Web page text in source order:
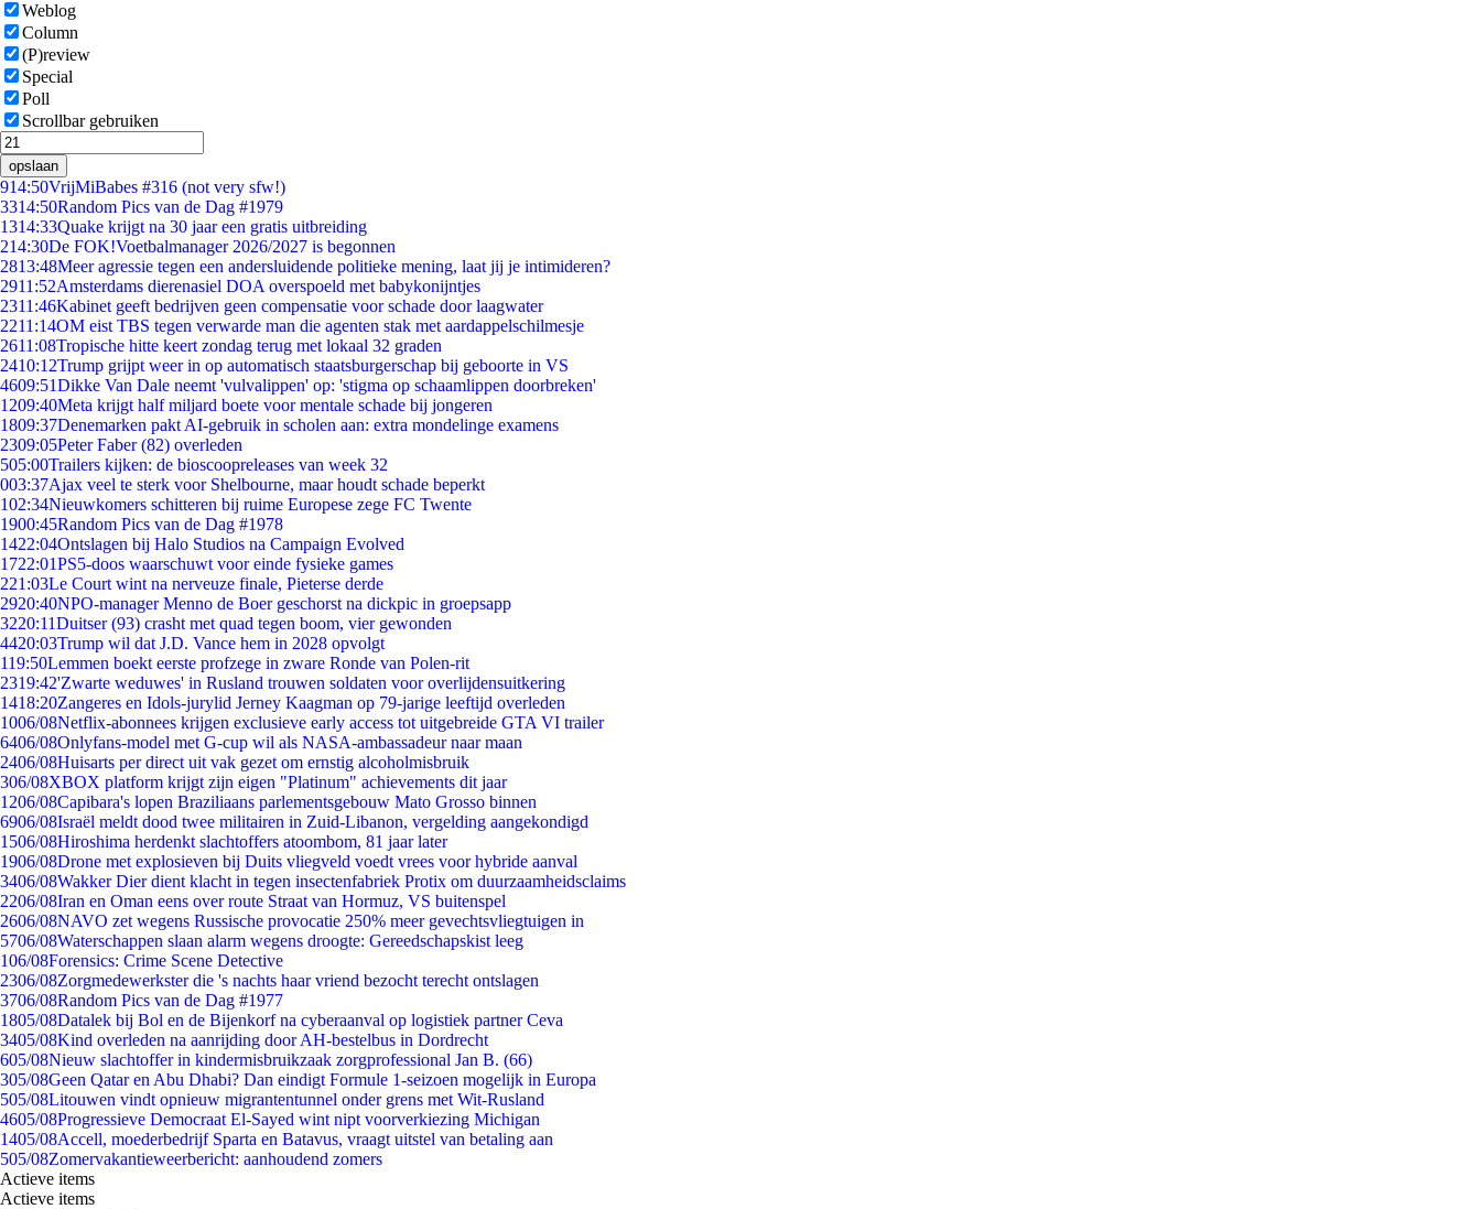
Weblog
Column
(P)review
Special
Poll
Scrollbar gebruiken
opslaan
914:50VrijMiBabes #316 (not very sfw!)
3314:50Random Pics van de Dag #1979
1314:33Quake krijgt na 30 jaar een gratis uitbreiding
214:30De FOK!Voetbalmanager 2026/2027 is begonnen
2813:48Meer agressie tegen een andersluidende politieke mening, laat jij je intimideren?
2911:52Amsterdams dierenasiel DOA overspoeld met babykonijntjes
2311:46Kabinet geeft bedrijven geen compensatie voor schade door laagwater
2211:14OM eist TBS tegen verwarde man die agenten stak met aardappelschilmesje
2611:08Tropische hitte keert zondag terug met lokaal 32 graden
2410:12Trump grijpt weer in op automatisch staatsburgerschap bij geboorte in VS
4609:51Dikke Van Dale neemt 'vulvalippen' op: 'stigma op schaamlippen doorbreken'
1209:40Meta krijgt half miljard boete voor mentale schade bij jongeren
1809:37Denemarken pakt AI-gebruik in scholen aan: extra mondelinge examens
2309:05Peter Faber (82) overleden
505:00Trailers kijken: de bioscoopreleases van week 32
003:37Ajax veel te sterk voor Shelbourne, maar houdt schade beperkt
102:34Nieuwkomers schitteren bij ruime Europese zege FC Twente
1900:45Random Pics van de Dag #1978
1422:04Ontslagen bij Halo Studios na Campaign Evolved
1722:01PS5-doos waarschuwt voor einde fysieke games
221:03Le Court wint na nerveuze finale, Pieterse derde
2920:40NPO-manager Menno de Boer geschorst na dickpic in groepsapp
3220:11Duitser (93) crasht met quad tegen boom, vier gewonden
4420:03Trump wil dat J.D. Vance hem in 2028 opvolgt
119:50Lemmen boekt eerste profzege in zware Ronde van Polen-rit
2319:42'Zwarte weduwes' in Rusland trouwen soldaten voor overlijdensuitkering
1418:20Zangeres en Idols-jurylid Jerney Kaagman op 79-jarige leeftijd overleden
1006/08Netflix-abonnees krijgen exclusieve early access tot uitgebreide GTA VI trailer
6406/08Onlyfans-model met G-cup wil als NASA-ambassadeur naar maan
2406/08Huisarts per direct uit vak gezet om ernstig alcoholmisbruik
306/08XBOX platform krijgt zijn eigen "Platinum" achievements dit jaar
1206/08Capibara's lopen Braziliaans parlementsgebouw Mato Grosso binnen
6906/08Israël meldt dood twee militairen in Zuid-Libanon, vergelding aangekondigd
1506/08Hiroshima herdenkt slachtoffers atoombom, 81 jaar later
1906/08Drone met explosieven bij Duits vliegveld voedt vrees voor hybride aanval
3406/08Wakker Dier dient klacht in tegen insectenfabriek Protix om duurzaamheidsclaims
2206/08Iran en Oman eens over route Straat van Hormuz, VS buitenspel
2606/08NAVO zet wegens Russische provocatie 250% meer gevechtsvliegtuigen in
5706/08Waterschappen slaan alarm wegens droogte: Gereedschapskist leeg
106/08Forensics: Crime Scene Detective
2306/08Zorgmedewerkster die 's nachts haar vriend bezocht terecht ontslagen
3706/08Random Pics van de Dag #1977
1805/08Datalek bij Bol en de Bijenkorf na cyberaanval op logistiek partner Ceva
3405/08Kind overleden na aanrijding door AH-bestelbus in Dordrecht
605/08Nieuw slachtoffer in kindermisbruikzaak zorgprofessional Jan B. (66)
305/08Geen Qatar en Abu Dhabi? Dan eindigt Formule 1-seizoen mogelijk in Europa
505/08Litouwen vindt opnieuw migrantentunnel onder grens met Wit-Rusland
4605/08Progressieve Democraat El-Sayed wint nipt voorverkiezing Michigan
1405/08Accell, moederbedrijf Sparta en Batavus, vraagt uitstel van betaling aan
505/08Zomervakantieweerbericht: aanhoudend zomers
Actieve items
Actieve items